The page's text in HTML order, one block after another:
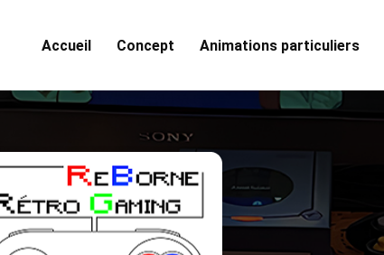
Accueil Concept Animations particuliers